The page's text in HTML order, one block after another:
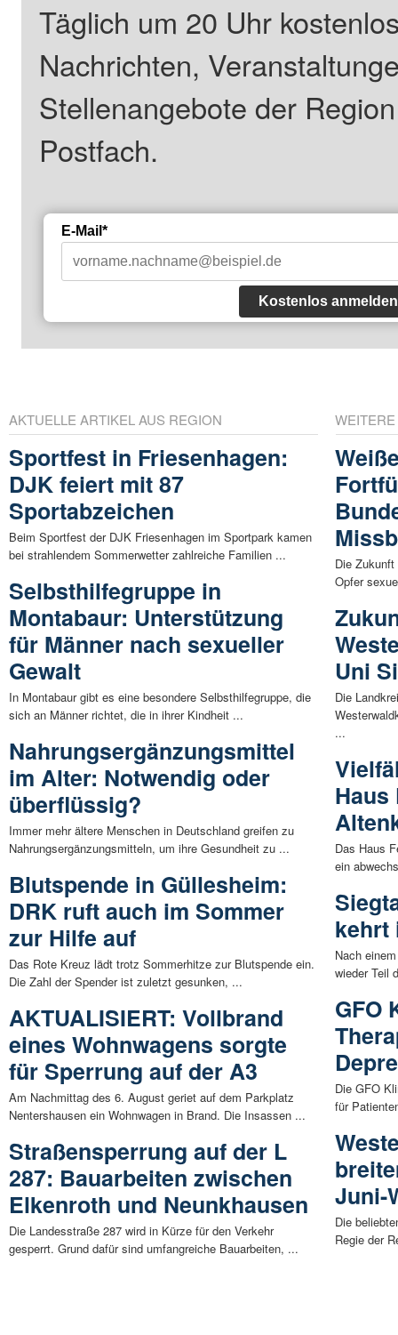
Täglich um 20 Uhr
Nachrichten,
Stellenangebote der
Postfach.
E-Mail*
Kostenlos anmelden
AKTUELLE ARTIKEL AUS REGION
Sportfest in Friesenhagen:
DJK feiert mit 87
Sportabzeichen
Beim Sportfest der DJK Friesenhagen im Sportpark kamen
bei strahlendem Sommerwetter zahlreiche Familien ...
Selbsthilfegruppe in
Montabaur: Unterstützung
für Männer nach sexueller
Gewalt
In Montabaur gibt es eine besondere Selbsthilfegruppe, die
sich an Männer richtet, die in ihrer Kindheit ...
Nahrungsergänzungsmittel
im Alter: Notwendig oder
überflüssig?
Immer mehr ältere Menschen in Deutschland greifen zu
Nahrungsergänzungsmitteln, um ihre Gesundheit zu ...
Blutspende in Güllesheim:
DRK ruft auch im Sommer
zur Hilfe auf
Das Rote Kreuz lädt trotz Sommerhitze zur Blutspende ein.
Die Zahl der Spender ist zuletzt gesunken, ...
AKTUALISIERT: Vollbrand
eines Wohnwagens sorgte
für Sperrung auf der A3
Am Nachmittag des 6. August geriet auf dem Parkplatz
Nentershausen ein Wohnwagen in Brand. Die Insassen ...
Straßensperrung auf der L
287: Bauarbeiten zwischen
Elkenroth und Neunkhausen
Die Landesstraße 287 wird in Kürze für den Verkehr
gesperrt. Grund dafür sind umfangreiche Bauarbeiten, ...
Die
Opfer
Uni
Die
...
Haus
Das Haus
ein
kehrt
Nach
wieder Teil
GFO
Die GFO
für
Juni-
Die
Regie der